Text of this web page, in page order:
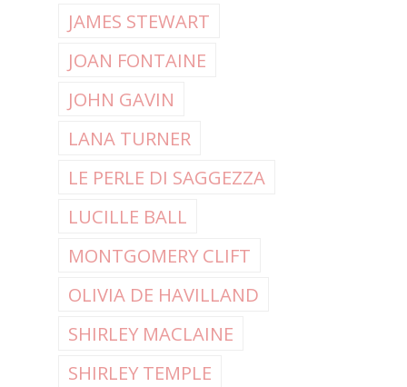
JAMES STEWART
JOAN FONTAINE
JOHN GAVIN
LANA TURNER
LE PERLE DI SAGGEZZA
LUCILLE BALL
MONTGOMERY CLIFT
OLIVIA DE HAVILLAND
SHIRLEY MACLAINE
SHIRLEY TEMPLE